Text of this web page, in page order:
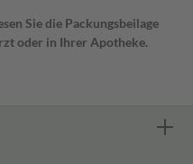
Sie die Packungsbeilage
oder in Ihrer Apotheke.